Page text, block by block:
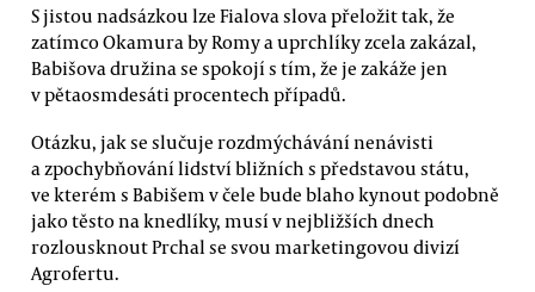
S jistou nadsázkou lze Fialova slova přeložit tak, že
zatímco Okamura by Romy a uprchlíky zcela zakázal,
Babišova družina se spokojí s tím, že je zakáže jen
v pětaosmdesáti procentech případů.
Otázku, jak se slučuje rozdmýchávání nenávisti
a zpochybňování lidství bližních s představou státu,
ve kterém s Babišem v čele bude blaho kynout podobně
jako těsto na knedlíky, musí v nejbližších dnech
rozlousknout Prchal se svou marketingovou divizí
Agrofertu.